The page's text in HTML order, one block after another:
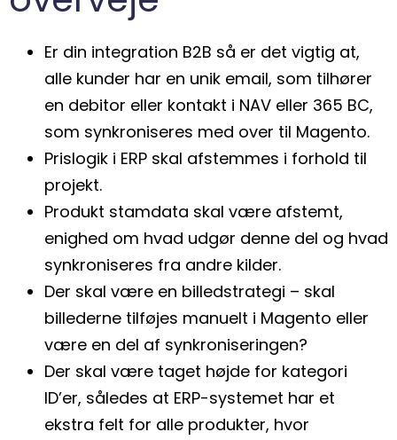
Er din integration B2B så er det vigtig at,
alle kunder har en unik email, som tilhører
en debitor eller kontakt i NAV eller 365 BC,
som synkroniseres med over til Magento.
Prislogik i ERP skal afstemmes i forhold til
projekt.
Produkt stamdata skal være afstemt,
enighed om hvad udgør denne del og hvad
synkroniseres fra andre kilder.
Der skal være en billedstrategi – skal
billederne tilføjes manuelt i Magento eller
være en del af synkroniseringen?
Der skal være taget højde for kategori
ID’er, således at ERP-systemet har et
ekstra felt for alle produkter, hvor